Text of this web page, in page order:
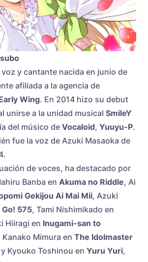
y cantante nacida en junio de
afiliada a la agencia de
Wing. En 2014 hizo su debut
unirse a la unidad musical SmileY
del músico deVocaloid, Yuuyu-P.
fue la voz de Azuki Masaoka de
de voces, ha destacado por
Banba en Akuma no Riddle, Ai
Gekijou Ai Mai Mii, Azuki
Go! 575, Tami Nishimikado en
Hiiragi en Inugami-san to
Kanako Mimura en The Idolmaster
y Kyouko Toshinou en Yuru Yuri,